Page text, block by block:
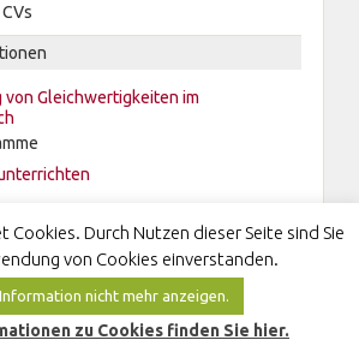
von Gleichwertigkeiten im
Cookies. Durch Nutzen dieser Seite sind Sie
von Cookies einverstanden.
nicht mehr anzeigen.
zu Cookies finden Sie hier.